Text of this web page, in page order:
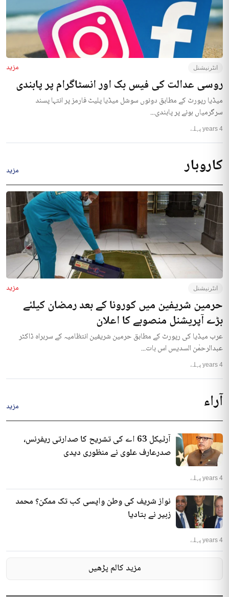
انٹرنیشنل مزید
روسی عدالت کی فیس بک اور انسٹاگرام پر پابندی
میڈیا رپورٹ کے مطابق دونوں سوشل میڈیا پلیٹ فارمز پر انتہا پسند
سرگرمیاں ہونے پر پابندی...
4 years پہلے
کاروبار مزید
انٹرنیشنل مزید
حرمین شریفین میں کورونا کے بعد رمضان کیلئے
بڑے آپریشنل منصوبے کا اعلان
عرب میڈیا کی رپورٹ کے مطابق حرمین شریفین انتظامیہ کے سربراہ ڈاکٹر
عبدالرحمٰن السدیس اس بات...
4 years پہلے
آراء مزید
آرٹیکل 63 اے کی تشریح کا صدارتی ریفرنس،
صدرعارف علوی نے منظوری دیدی
4 years پہلے
نواز شریف کی وطن واپسی کب تک ممکن؟ محمد
زبیر نے بتادیا
4 years پہلے
مزید کالم پڑھیں